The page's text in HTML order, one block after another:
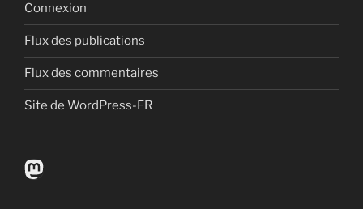
Connexion
Flux des publications
Flux des commentaires
Site de WordPress-FR
Mastodon